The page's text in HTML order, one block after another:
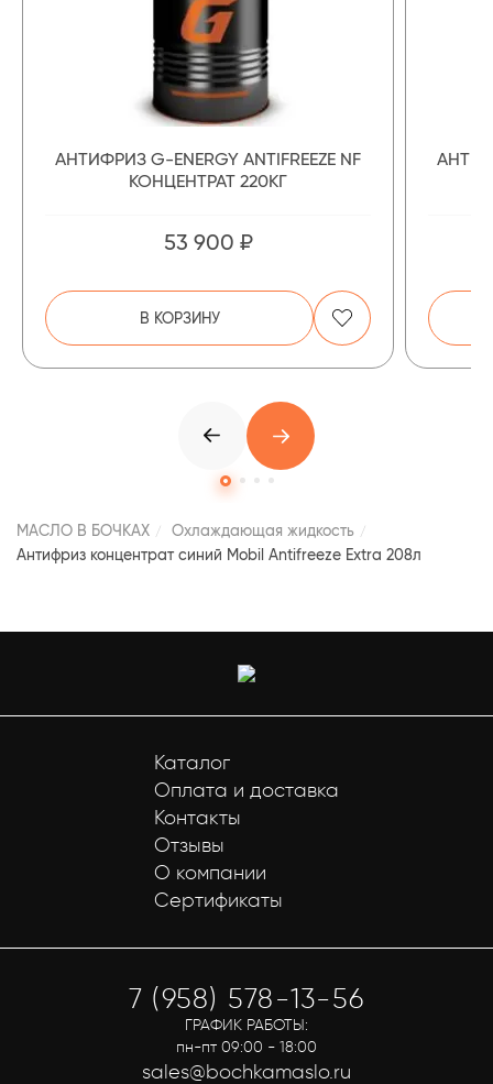
АНТИФРИЗ G-ENERGY ANTIFREEZE NF
КОНЦЕНТРАТ 220КГ
53 900 ₽
В КОРЗИНУ
МАСЛО В БОЧКАХ
Охлаждающая жидкость
Антифриз концентрат синий Mobil Antifreeze Extra 208л
Каталог
Оплата и доставка
Контакты
Отзывы
О компании
Сертификаты
7 (958) 578-13-56
ГРАФИК РАБОТЫ:
пн-пт 09:00 - 18:00
sales@bochkamaslo.ru